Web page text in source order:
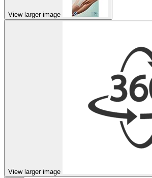
View larger image
View larger image